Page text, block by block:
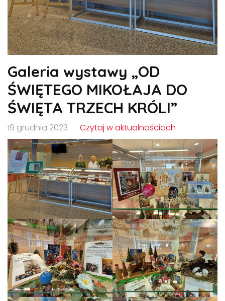
Galeria wystawy „OD
ŚWIĘTEGO MIKOŁAJA DO
ŚWIĘTA TRZECH KRÓLI”
19 grudnia 2023 Czytaj w aktualnościach